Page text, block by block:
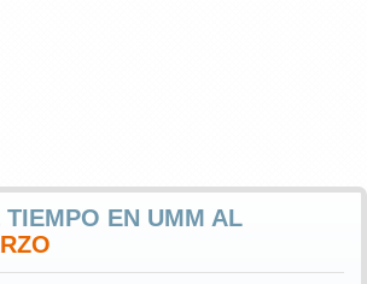
TIEMPO EN UMM AL